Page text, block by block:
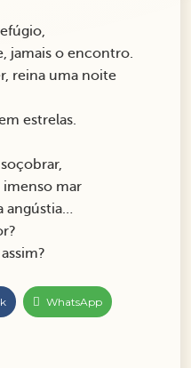
jamais o encontro.
reina uma noite
estrelas.
mar
angústia…
WhatsApp